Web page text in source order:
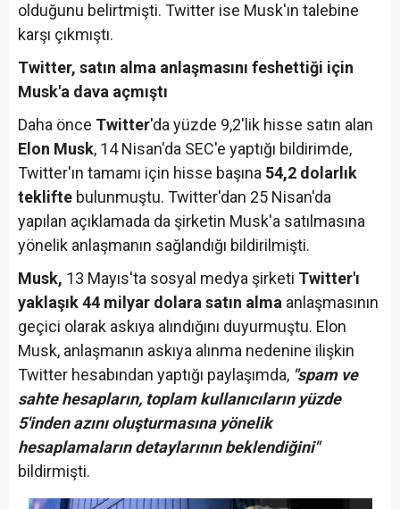
olduğunu belirtmişti. Twitter ise Musk'ın talebine
karşı çıkmıştı.
Twitter, satın alma anlaşmasını feshettiği için
Musk'a dava açmıştı
Daha önce Twitter'da yüzde 9,2'lik hisse satın alan
Elon Musk, 14 Nisan'da SEC'e yaptığı bildirimde,
Twitter'ın tamamı için hisse başına 54,2 dolarlık
teklifte bulunmuştu. Twitter'dan 25 Nisan'da
yapılan açıklamada da şirketin Musk'a satılmasına
yönelik anlaşmanın sağlandığı bildirilmişti.
Musk, 13 Mayıs'ta sosyal medya şirketi Twitter'ı
yaklaşık 44 milyar dolara satın alma anlaşmasının
geçici olarak askıya alındığını duyurmuştu. Elon
Musk, anlaşmanın askıya alınma nedenine ilişkin
Twitter hesabından yaptığı paylaşımda, "spam ve
sahte hesapların, toplam kullanıcıların yüzde
5'inden azını oluşturmasına yönelik
hesaplamaların detaylarının beklendiğini"
bildirmişti.